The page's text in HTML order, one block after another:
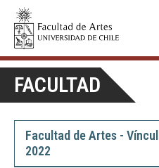
FACULTAD
Facultad de Artes -
2022